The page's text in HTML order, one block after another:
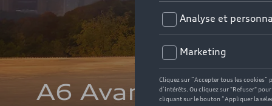
A6 Avant e-tron